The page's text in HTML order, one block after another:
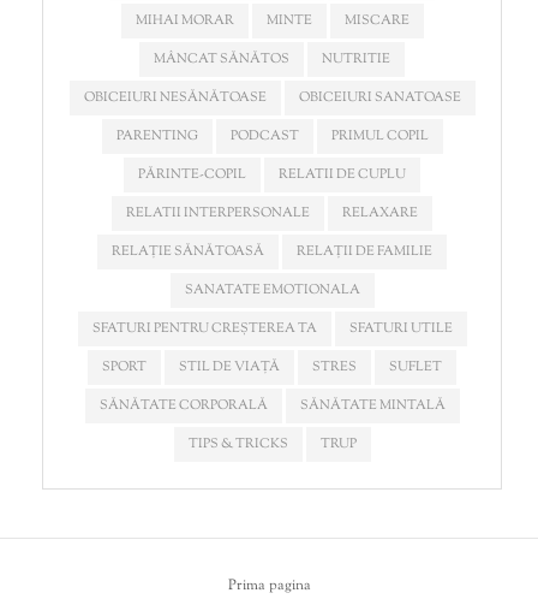
MIHAI MORAR
MINTE
MISCARE
MÂNCAT SĂNĂTOS
NUTRITIE
OBICEIURI NESĂNĂTOASE
OBICEIURI SANATOASE
PARENTING
PODCAST
PRIMUL COPIL
PĂRINTE-COPIL
RELATII DE CUPLU
RELATII INTERPERSONALE
RELAXARE
RELAȚIE SĂNĂTOASĂ
RELAȚII DE FAMILIE
SANATATE EMOTIONALA
SFATURI PENTRU CREȘTEREA TA
SFATURI UTILE
SPORT
STIL DE VIAȚĂ STRES
SUFLET
SĂNĂTATE CORPORALĂ
SĂNĂTATE MINTALĂ
TIPS & TRICKS
TRUP
Prima pagina